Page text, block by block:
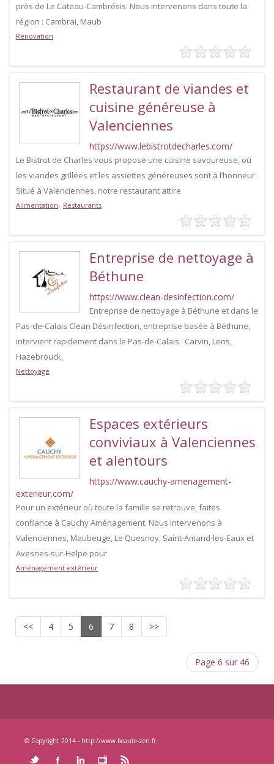
près de Le Cateau-Cambrésis. Nous intervenons dans toute la
région : Cambrai, Maub
Rénovation
Restaurant de viandes et
cuisine généreuse à
Valenciennes
https://www.lebistrotdecharles.com/
Le Bistrot de Charles vous propose une cuisine savoureuse, où
les viandes grillées et les assiettes généreuses sont à l’honneur.
Situé à Valenciennes, notre restaurant attire
Alimentation, Restaurants
Entreprise de nettoyage à
Béthune
https://www.clean-desinfection.com/
Entreprise de nettoyage à Béthune et dans le
Pas-de-Calais Clean Désinfection, entreprise basée à Béthune,
intervient rapidement dans le Pas-de-Calais : Carvin, Lens,
Hazebrouck,
Nettoyage
Espaces extérieurs
conviviaux à Valenciennes
et alentours
https://www.cauchy-amenagement-
exterieur.com/
Pour un extérieur où toute la famille se retrouve, faites
confiance à Cauchy Aménagement. Nous intervenons à
Valenciennes, Maubeuge, Le Quesnoy, Saint-Amand-les-Eaux et
Avesnes-sur-Helpe pour
Aménagement extérieur
<< 4 5 6 7 8 >>
Page 6 sur 46
© Copyright 2014 - http://www.beaute-zen.fr